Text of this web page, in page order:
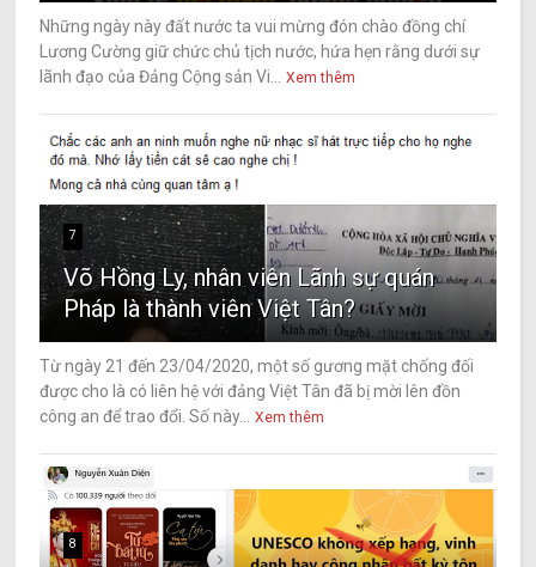
Những ngày này đất nước ta vui mừng đón chào đồng chí
Lương Cường giữ chức chủ tịch nước, hứa hẹn rằng dưới sự
lãnh đạo của Đảng Cộng sản Vi...
Xem thêm
7
Võ Hồng Ly, nhân viên Lãnh sự quán
Pháp là thành viên Việt Tân?
Từ ngày 21 đến 23/04/2020, một số gương mặt chống đối
được cho là có liên hệ với đảng Việt Tân đã bị mời lên đồn
công an để trao đổi. Số này...
Xem thêm
8